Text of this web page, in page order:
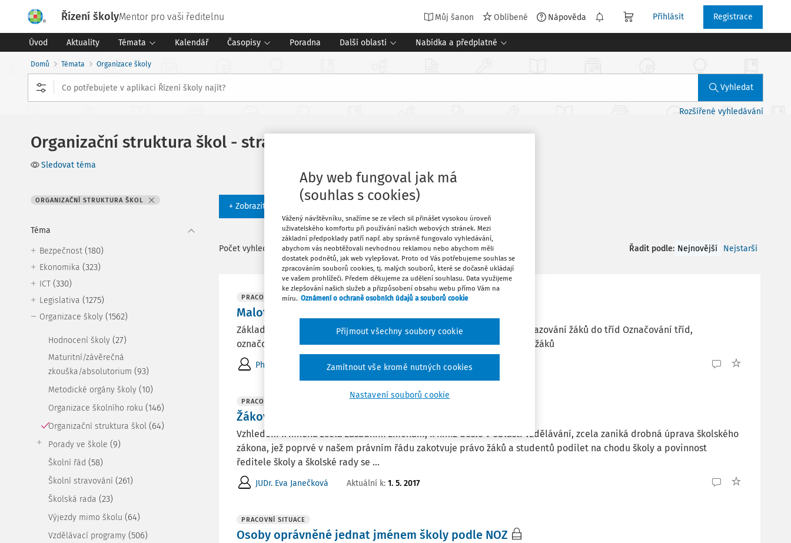
Řízení školyMentor pro vaši ředitelnu Můj šanon Oblíbené Nápověda Přihlásit Registrace
Úvod Aktuality Témata Kalendář Časopisy Poradna Další oblasti Nabídka a předplatné
Domů Témata Organizace školy
Vyhledat
Rozšířené vyhledávání
Organizační struktura škol - strana 4
Sledovat téma
ORGANIZAČNÍ STRUKTURA ŠKOL
Téma
Bezpečnost (180)
Ekonomika (323)
ICT (330)
Legislativa (1275)
Organizace školy (1562)
Hodnocení školy (27)
Maturitní/závěrečná
zkouška/absolutorium (93)
Metodické orgány školy (10)
Organizace školního roku (146)
Organizační struktura škol (64)
Porady ve škole (9)
Školní řád (58)
Školní stravování (261)
Školská rada (23)
Výjezdy mimo školu (64)
Vzdělávací programy (506)
+ Zobrazit předchozích 20
Počet vyhledaných dokumentů:64 Řadit podle: Nejnovější Nejstarší
PRACOVNÍ SITUACE
Malotřídní základní škola
Základní informace Skutečnosti specifické pro „malotřídní“ školy Zařazování žáků do tříd Označování tříd,
označování tříd na vysvědčení Zajištění bezpečnosti a ochrany zdraví žáků
PhDr. Mgr. Monika Puškinová Ph.D. Aktuální k: 2. 5. 2017
PRACOVNÍ SITUACE
Žákovská a studentská samospráva
Vzhledem k mnoha zcela zásadním změnám, k nimž došlo v oblasti vzdělávání, zcela zaniká drobná úprava školského
zákona, jež poprvé v našem právním řádu zakotvuje právo žáků a studentů podílet na chodu školy a povinnost
ředitele školy a školské rady se ...
JUDr. Eva Janečková Aktuální k: 1. 5. 2017
PRACOVNÍ SITUACE
Osoby oprávněné jednat jménem školy podle NOZ
Aby web fungoval jak má
(souhlas s cookies)
Vážený návštěvníku, snažíme se ze všech sil přinášet vysokou úroveň
uživatelského komfortu při používání našich webových stránek. Mezi
základní předpoklady patří např. aby správně fungovalo vyhledávání,
abychom vás neobtěžovali nevhodnou reklamou nebo abychom měli
dostatek podnětů, jak web vylepšovat. Proto od Vás potřebujeme souhlas se
zpracováním souborů cookies, tj. malých souborů, které se dočasně ukládají
ve vašem prohlížeči. Předem děkujeme za udělení souhlasu. Data využijeme
ke zlepšování našich služeb a přizpůsobení obsahu webu přímo Vám na
míru. Oznámení o ochraně osobních údajů a souborů cookie
Nastavení souborů cookie
Zamítnout vše kromě nutných cookies
Přijmout všechny soubory cookie